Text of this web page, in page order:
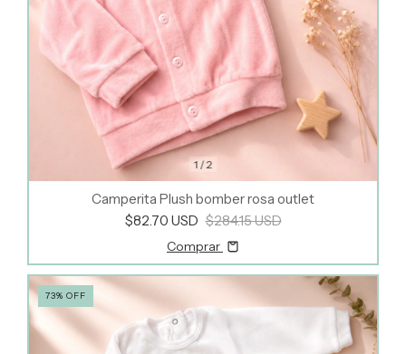
1 /2
Camperita Plush bomber rosa outlet
$82.70 USD $284.15 USD
Comprar
73% OFF